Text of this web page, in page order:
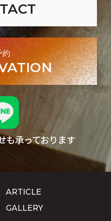
約
も承っております
ARTICLE
GALLERY